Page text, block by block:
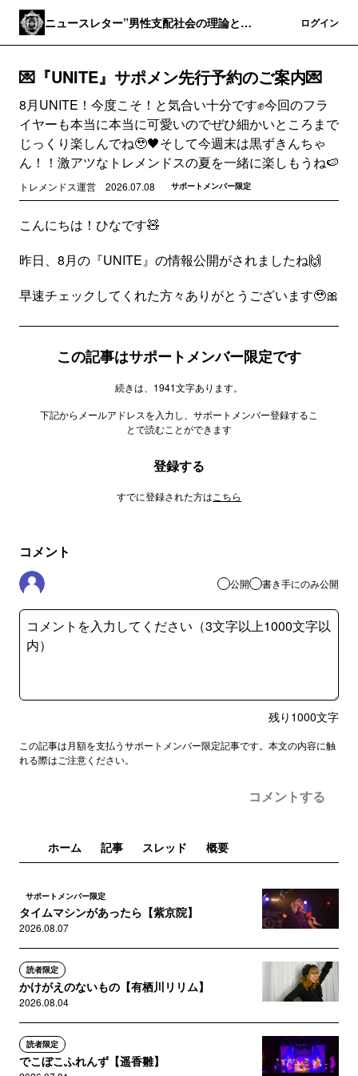
ニュースレター”男性支配社会の理論と実
ログイン
💌『UNITE』サポメン先行予約のご案内💌
8月UNITE！今度こそ！と気合い十分です✊️今回のフラ
イヤーも本当に本当に可愛いのでぜひ細かいところまで
じっくり楽しんでね🥹🖤そして今週末は黒ずきんちゃ
ん！！激アツなトレメンドスの夏を一緒に楽しもうね🍉
トレメンドス運営 2026.07.08 サポートメンバー限定
こんにちは！ひなです🧸
昨日、8月の『UNITE』の情報公開がされましたね🙌
早速チェックしてくれた方々ありがとうございます🥹🎀
この記事はサポートメンバー限定です
続きは、1941文字あります。
下記からメールアドレスを入力し、サポートメンバー登録するこ
とで読むことができます
登録する
すでに登録された方は こちら
コメント
公開 書き手にのみ公開
残り 1000文字
この記事は月額を支払うサポートメンバー限定記事です。本文の内容に触
れる際はご注意ください。
コメントする
ホーム 記事 スレッド 概要
サポートメンバー限定
タイムマシンがあったら【紫京院】
2026.08.07
読者限定
かけがえのないもの【有栖川リリム】
2026.08.04
読者限定
でこぼこふれんず【遥香雛】